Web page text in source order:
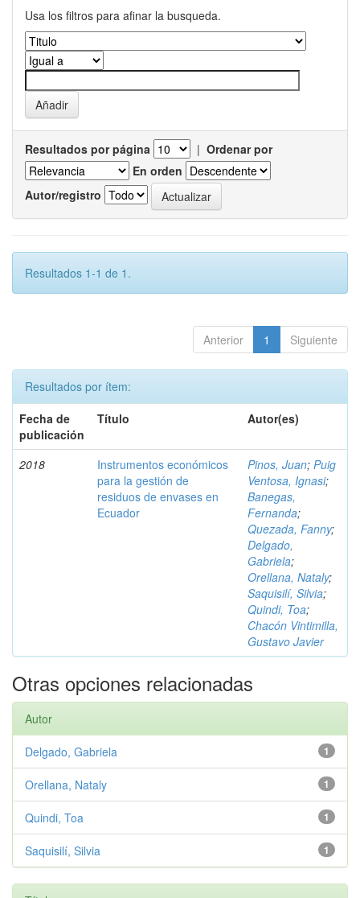
Usa los filtros para afinar la busqueda.
Resultados por página | Ordenar por
En orden
Autor/registro
Resultados 1-1 de 1.
Anterior 1 Siguiente
Resultados por ítem:
Fecha de
publicación
Título Autor(es)
2018
Instrumentos económicos
para la gestión de
residuos de envases en
Ecuador
Pinos, Juan; Puig
Ventosa, Ignasi;
Banegas,
Fernanda;
Quezada, Fanny;
Delgado,
Gabriela;
Orellana, Nataly;
Saquisilí, Silvia;
Quindi, Toa;
Chacón Vintimilla,
Gustavo Javier
Otras opciones relacionadas
Autor
1
Delgado, Gabriela
1
Orellana, Nataly
1
Quindi, Toa
1
Saquisilí, Silvia